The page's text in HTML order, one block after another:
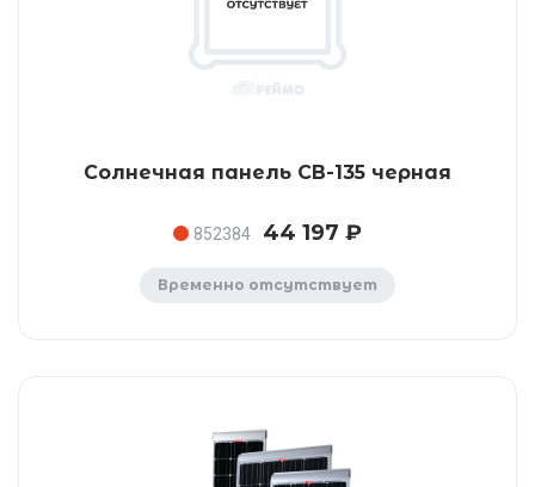
Солнечная панель CB-135 черная
852384 44 197 ₽
Временно отсутствует